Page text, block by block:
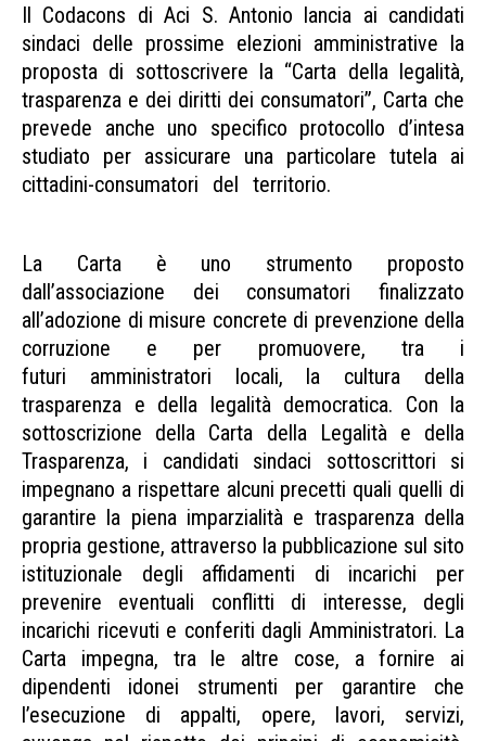
Il Codacons di Aci S. Antonio lancia ai candidati
sindaci delle prossime elezioni amministrative la
proposta di sottoscrivere la “Carta della legalità,
trasparenza e dei diritti dei consumatori”, Carta che
prevede anche uno specifico protocollo d’intesa
studiato per assicurare una particolare tutela ai
cittadini-consumatori del territorio.
La Carta è uno strumento proposto
dall’associazione dei consumatori finalizzato
all’adozione di misure concrete di prevenzione della
corruzione e per promuovere, tra i
futuri amministratori locali, la cultura della
trasparenza e della legalità democratica. Con la
sottoscrizione della Carta della Legalità e della
Trasparenza, i candidati sindaci sottoscrittori si
impegnano a rispettare alcuni precetti quali quelli di
garantire la piena imparzialità e trasparenza della
propria gestione, attraverso la pubblicazione sul sito
istituzionale degli affidamenti di incarichi per
prevenire eventuali conflitti di interesse, degli
incarichi ricevuti e conferiti dagli Amministratori. La
Carta impegna, tra le altre cose, a fornire ai
dipendenti idonei strumenti per garantire che
l’esecuzione di appalti, opere, lavori, servizi,